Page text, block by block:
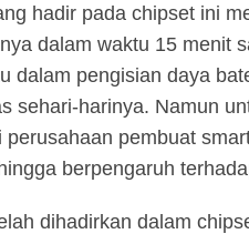
hadir pada chipset ini
dalam waktu 15 menit
dalam pengisian daya
sehari-harinya. Namun
pembuat
berpengaruh
dihadirkan dalam